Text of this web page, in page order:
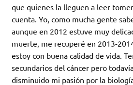
que quienes la lleguen a leer
cuenta. Yo, como mucha gente
aunque en 2012 estuve muy
muerte, me recuperé en 2013-
estoy con buena calidad de vida.
secundarios del cáncer pero
disminuido mi pasión por la